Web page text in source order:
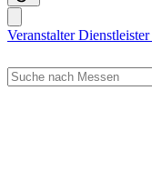
VeranstalterDienstleister